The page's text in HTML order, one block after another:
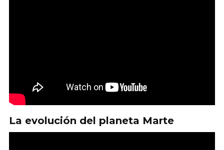
La evolución del planeta Marte